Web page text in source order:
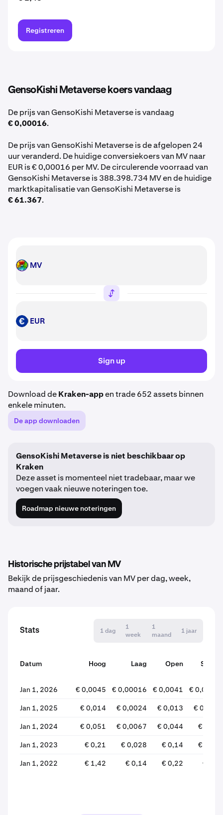
Registreren
GensoKishi Metaverse koers vandaag
De prijs van GensoKishi Metaverse is vandaag
€ 0,00016.
De prijs van GensoKishi Metaverse is de afgelopen 24
uur veranderd. De huidige conversiekoers van MV naar
EUR is € 0,00016 per MV. De circulerende voorraad van
GensoKishi Metaverse is 388.398.734 MV en de huidige
marktkapitalisatie van GensoKishi Metaverse is
€ 61.367.
MV MV
EUR EUR
Sign up
Download deKraken-appen trade 652 assets binnen
enkele minuten.
De app downloaden
GensoKishi Metaverse is niet beschikbaar op
Kraken
Deze asset is momenteel niet tradebaar, maar we
voegen vaak nieuwe noteringen toe.
Roadmap nieuwe noteringen
Historische prijstabel van MV
Bekijk de prijsgeschiedenis van MV per dag, week,
maand of jaar.
Stats 1 dag
1
week
1
maand
1 jaar
Datum Hoog Laag Open
Jan 1, 2026 € 0,0045 € 0,00016 € 0,0041 €
Jan 1, 2025 € 0,014 € 0,0024 € 0,013 €
Jan 1, 2024 € 0,051 € 0,0067 € 0,044 €
Jan 1, 2023 € 0,21 € 0,028 € 0,14 €
Jan 1, 2022 € 1,42 € 0,14 € 0,22 €